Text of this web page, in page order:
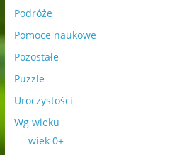
Podróże
Pomoce naukowe
Pozostałe
Puzzle
Uroczystości
Wg wieku
wiek 0+